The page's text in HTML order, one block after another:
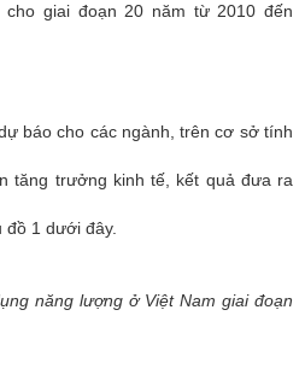
cho giai đoạn 20 năm từ 2010 đến
báo cho các ngành, trên cơ sở tính
tăng trưởng kinh tế, kết quả đưa ra
1 dưới đây.
năng lượng ở Việt Nam giai đoạn